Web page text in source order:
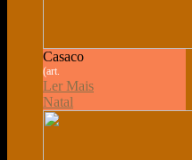
Casaco
(art.
Ler Mais
Natal